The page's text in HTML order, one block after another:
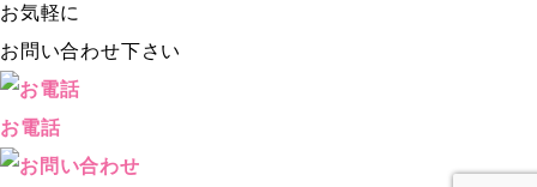
お気軽に
お問い合わせ下さい
お電話